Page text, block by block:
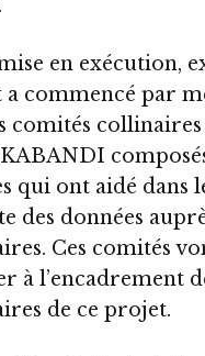
en exécution,
a commencé par
comités collinaires
qui ont aidé dans
des données
Ces comités
à l’encadrement
de ce projet.